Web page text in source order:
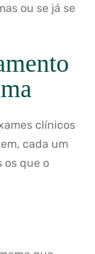
ou se já se
clínicos
cada um
os que o